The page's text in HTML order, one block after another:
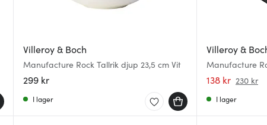
Villeroy & Boch
Manufacture Rock Tallrik djup 23,5 cm Vit
299 kr
I lager
Villeroy &
Manufacture
cm Svart
138 kr 230 kr
I lager